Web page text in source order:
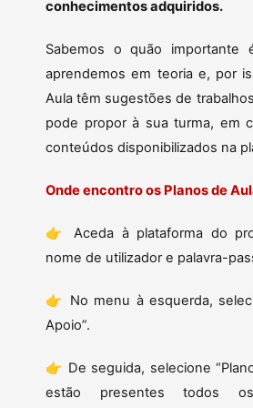
conhecimentos adquiridos.
Sabemos o quão importante
aprendemos em teoria e, por
Aula têm sugestões de
pode propor à sua turma, em
conteúdos disponibilizados na
Onde encontro os Planos de
👉 Aceda à plataforma do
nome de utilizador e palavra-
👉 No menu à esquerda,
Apoio”.
👉 De seguida, selecione
estão presentes todos os